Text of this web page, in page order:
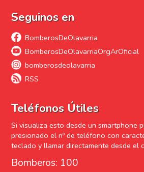
Seguinos en
BomberosDeOlavarria
BomberosDeOlavarriaOrgArOficial
bomberosdeolavarria
RSS
Teléfonos Útiles
Si visualiza esto desde un smartphone
presionado el nº de teléfono con
teclado y llamar directamente desde el
Bomberos: 100